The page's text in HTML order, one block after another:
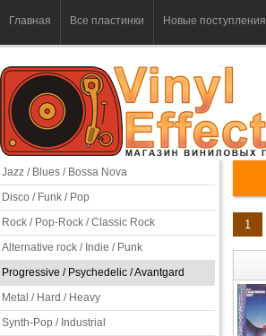
Главная Все пластинки Новые поступления
Jazz / Blues / Bossa Nova
Disco / Funk / Pop
Rock / Pop-Rock / Classic Rock
Alternative rock / Indie / Punk
Progressive / Psychedelic / Avantgard
Metal / Hard / Heavy
Synth-Pop / Industrial
1